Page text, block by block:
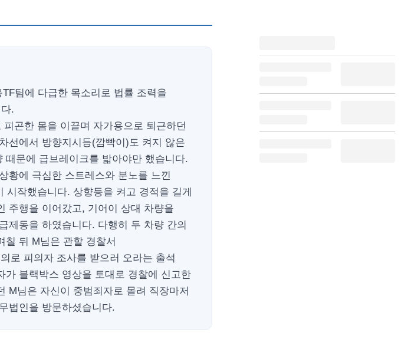
팀에 다급한 목소리로 법률 조력을
.
곤한 몸을 이끌며 자가용으로 퇴근하던
선에서 방향지시등(깜빡이)도 켜지 않은
문에 급브레이크를 밟아야만 했습니다.
황에 극심한 스트레스와 분노를 느낀
시작했습니다. 상향등을 켜고 경적을 길게
주행을 이어갔고, 기어이 상대 차량을
제동을 하였습니다. 다행히 두 차량 간의
칠 뒤 M님은 관할 경찰서
로 피의자 조사를 받으러 오라는 출석
가 블랙박스 영상을 토대로 경찰에 신고한
M님은 자신이 중범죄자로 몰려 직장마저
법인을 방문하셨습니다.